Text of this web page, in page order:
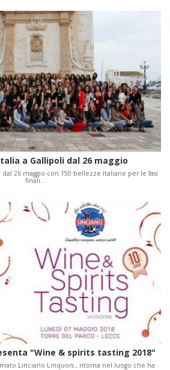
a Gallipoli dal 26 maggio
26 maggio con 150 bellezze Italiane per le fasi
finali…
"Wine & spirits tasting 2018"
Linciano Linquors , ritorna nel luogo che ha